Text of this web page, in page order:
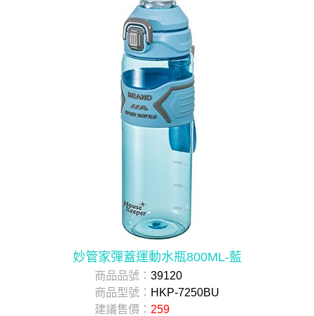
妙管家彈蓋運動水瓶800ML-藍
商品品號： 39120
商品型號： HKP-7250BU
建議售價： 259